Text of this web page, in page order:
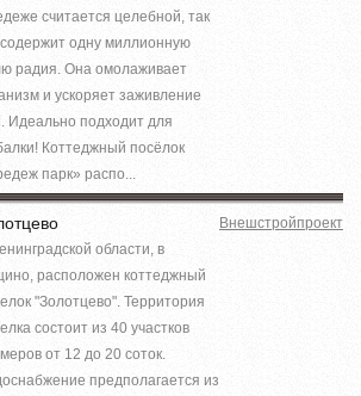
считается целебной, так
содержит одну миллионную
радия. Она омолаживает
и ускоряет заживление
Идеально подходит для
Коттеджный посёлок
парк» распо...
области, в
расположен коттеджный
"Золотцево". Территория
состоит из 40 участков
от 12 до 20 соток.
предполагается из
Внешстройпроект